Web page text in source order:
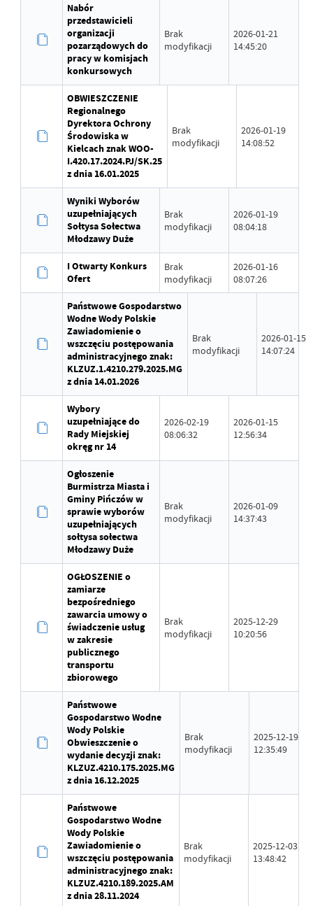
Nabór
przedstawicieli
organizacji
pozarządowych do
pracy w komisjach
konkursowych
Brak
modyfikacji
2026-01-21
14:45:20
OBWIESZCZENIE
Regionalnego
Dyrektora Ochrony
Środowiska w
Kielcach znak WOO-
I.420.17.2024.PJ/SK.25
z dnia 16.01.2025
Brak
modyfikacji
2026-01-19
14:08:52
Wyniki Wyborów
uzupełniających
Sołtysa Sołectwa
Młodzawy Duże
Brak
modyfikacji
2026-01-19
08:04:18
I Otwarty Konkurs
Ofert
Brak
modyfikacji
2026-01-16
08:07:26
Państwowe Gospodarstwo
Wodne Wody Polskie
Zawiadomienie o
wszczęciu postępowania
administracyjnego znak:
KLZUZ.1.4210.279.2025.MG
z dnia 14.01.2026
Brak
modyfikacji
2026-01-15
14:07:24
Wybory
uzupełniające do
Rady Miejskiej
okręg nr 14
2026-02-19
08:06:32
2026-01-15
12:56:34
Ogłoszenie
Burmistrza Miasta i
Gminy Pińczów w
sprawie wyborów
uzupełniających
sołtysa sołectwa
Młodzawy Duże
Brak
modyfikacji
2026-01-09
14:37:43
OGŁOSZENIE o
zamiarze
bezpośredniego
zawarcia umowy o
świadczenie usług
w zakresie
publicznego
transportu
zbiorowego
Brak
modyfikacji
2025-12-29
10:20:56
Państwowe
Gospodarstwo Wodne
Wody Polskie
Obwieszczenie o
wydanie decyzji znak:
KLZUZ.4210.175.2025.MG
z dnia 16.12.2025
Brak
modyfikacji
2025-12-19
12:35:49
Państwowe
Gospodarstwo Wodne
Wody Polskie
Zawiadomienie o
wszczęciu postępowania
administracyjnego znak:
KLZUZ.4210.189.2025.AM
z dnia 28.11.2024
Brak
modyfikacji
2025-12-03
13:48:42